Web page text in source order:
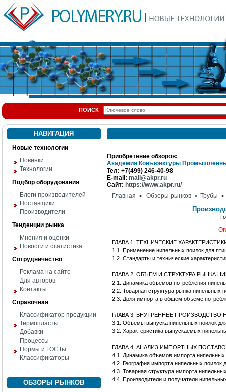
ПОИСК
НАВИГАЦИЯ
Новые технологии
Новинки
Технологии
Подбор оборудования
Блоги производителей
Поставщики
Производители
Тенденции рынка
Мнения и оценки
Новости и статистика
Сотрудничество
Реклама на сайте
Для авторов
Контакты
Справочная
Классификатор продукции
Термопласты
Добавки
Процессы
Нормы и ГОСТы
Классификаторы
ОБЗОРЫ РЫНКОВ
Приобретение обзоров:
Академия Конъюнктуры
Тел: +7(499) 246-40-98
E-mail: mail@akpr.ru
Сайт: https://www.akpr.ru/
Главная > Обзоры рынков > Трубы >
ГЛАВА 1. ТЕХНИЧЕСКИЕ
1.1. Применение нипельных поилок для
1.2. Стандарты и технические
ГЛАВА 2. ОБЪЕМ И СТРУКТУРА РЫНКА
2.1. Динамика объемов потребления
2.2. Товарная структура рынка нипельных
2.3. Доля импорта в общем объеме
ГЛАВА 3. ВНУТРЕННЕЕ
3.1. Объемы выпуска нипельных поилок
3.2. Характеристика выпускаемых
ГЛАВА 4. АНАЛИЗ ИМПОРТНЫХ
4.1. Динамика объемов импорта нипельных
4.2. География импорта нипельных поилок
4.3. Товарная структура импорта
4.4. Производители и получатели